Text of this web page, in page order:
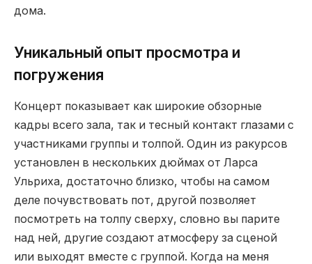
дома.
Уникальный опыт просмотра и
погружения
Концерт показывает как широкие обзорные
кадры всего зала, так и тесный контакт глазами с
участниками группы и толпой. Один из ракурсов
установлен в нескольких дюймах от Ларса
Ульриха, достаточно близко, чтобы на самом
деле почувствовать пот, другой позволяет
посмотреть на толпу сверху, словно вы парите
над ней, другие создают атмосферу за сценой
или выходят вместе с группой. Когда на меня